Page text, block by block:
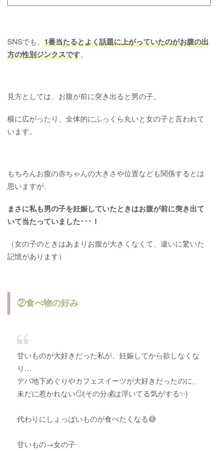
SNSでも、 1番当たるとよく話題に上がっていたのがお腹の出
方の性別ジンクスです。
見方としては、お腹が前に突き出ると男の子。
横に広がったり、全体的にふっくら丸いと女の子と言われて
います。
もちろんお腹の赤ちゃんの大きさや位置なども関係するとは
思いますが、
まさに私も男の子を妊娠していたときはお腹が前に突き出て
いて当たっていました･･･！
（女の子のときはあまりお腹が大きくなくて、違いに驚いた
記憶があります）
②食べ物の好み
甘いものが大好きだった私が、妊娠してから欲しなくな
り…
デパ地下めぐりやカフェスイーツが大好きだったのに、
未だに惹かれない🙄(その分💰は浮いてる気がする✨)
代わりにしょっぱいものが食べたくなる😅
甘いもの→女の子